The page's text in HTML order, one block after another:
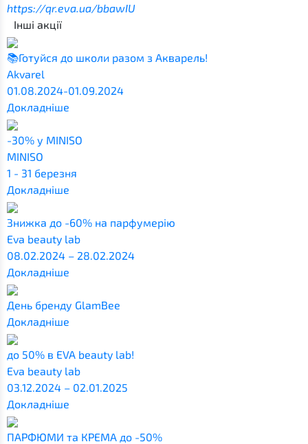
https://qr.eva.ua/bbawIU
Інші акції
📚Готуйся до школи разом з Акварель!
Akvarel
01.08.2024-01.09.2024
Докладніше
-30% у MINISO
MINISO
1 - 31 березня
Докладніше
Знижка до -60% на парфумерію
Eva beauty lab
08.02.2024 – 28.02.2024
Докладніше
День бренду GlamBee
Докладніше
до 50% в EVA beauty lab!
Eva beauty lab
03.12.2024 – 02.01.2025
Докладніше
ПАРФЮМИ та КРЕМА до -50%